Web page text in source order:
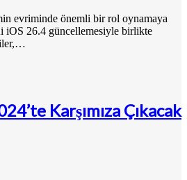
evriminde önemli bir rol oynamaya
iOS 26.4 güncellemesiyle birlikte
Karşımıza Çıkacak